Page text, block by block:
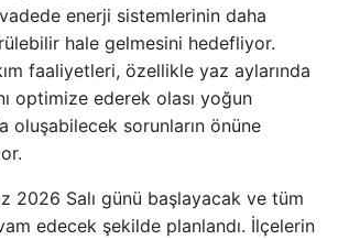
enerji sistemlerinin daha
hale gelmesini hedefliyor.
faaliyetleri, özellikle yaz aylarında
optimize ederek olası yoğun
oluşabilecek sorunların önüne
2026 Salı günü başlayacak ve tüm
edecek şekilde planlandı. İlçelerin